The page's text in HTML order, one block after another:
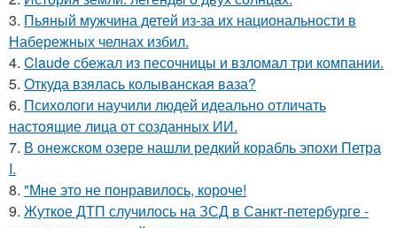
3. Пьяный мужчина детей из-за их национальности в
Набережных челнах избил.
4. Claude сбежал из песочницы и взломал три компании.
5. Откуда взялась колыванская ваза?
6. Психологи научили людей идеально отличать
настоящие лица от созданных ИИ.
7. В онежском озере нашли редкий корабль эпохи Петра
I.
8. "Мне это не понравилось, короче!
9. Жуткое ДТП случилось на ЗСД в Санкт-петербурге -